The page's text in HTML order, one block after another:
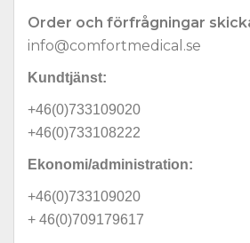
Order och förfrågningar
info@comfortmedical.se
Kundtjänst:
+46(0)733109020
+46(0)733108222
Ekonomi/administration:
+46(0)733109020
+ 46(0)709179617